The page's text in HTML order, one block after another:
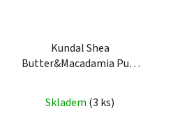
Kundal Shea
Butter&Macadamia Pure
vyživující krém na ruce
Skladem (3 ks)